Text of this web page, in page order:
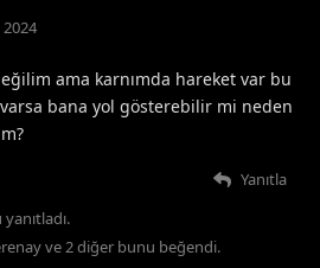
2024
ama karnımda hareket var bu
bana yol gösterebilir mi neden
Yanıtla
ve2diğer bunu beğendi.